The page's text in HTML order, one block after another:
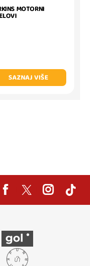
MOTORNI
SAZNAJ VIŠE